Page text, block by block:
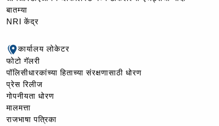
बातम्या
NRI केंद्र
कार्यालय लोकेटर
फोटो गॅलरी
पॉलिसीधारकांच्या हिताच्या संरक्षणासाठी धोरण
प्रेस रिलीज
गोपनीयता धोरण
मालमत्ता
राजभाषा पत्रिका